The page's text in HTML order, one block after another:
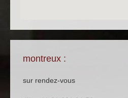
montreux :
sur rendez-vous